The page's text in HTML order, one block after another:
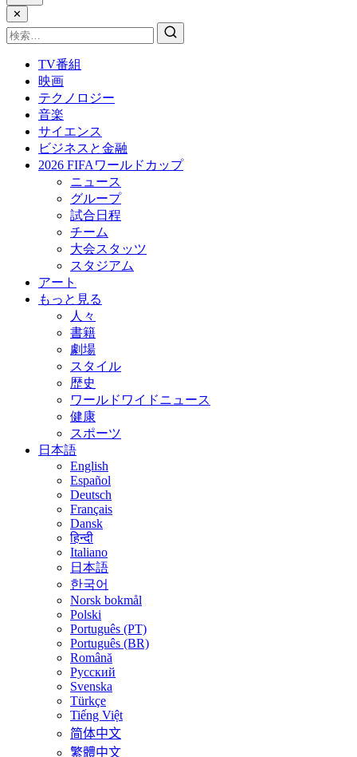
✕
TV番組
映画
テクノロジー
音楽
サイエンス
ビジネスと金融
2026 FIFAワールドカップ
ニュース
グループ
試合日程
チーム
大会スタッツ
スタジアム
アート
もっと見る
人々
書籍
劇場
スタイル
歴史
ワールドワイドニュース
健康
スポーツ
日本語
English
Español
Deutsch
Français
Dansk
हिन्दी
Italiano
日本語
한국어
Norsk bokmål
Polski
Português (PT)
Português (BR)
Română
Русский
Svenska
Türkçe
Tiếng Việt
简体中文
繁體中文